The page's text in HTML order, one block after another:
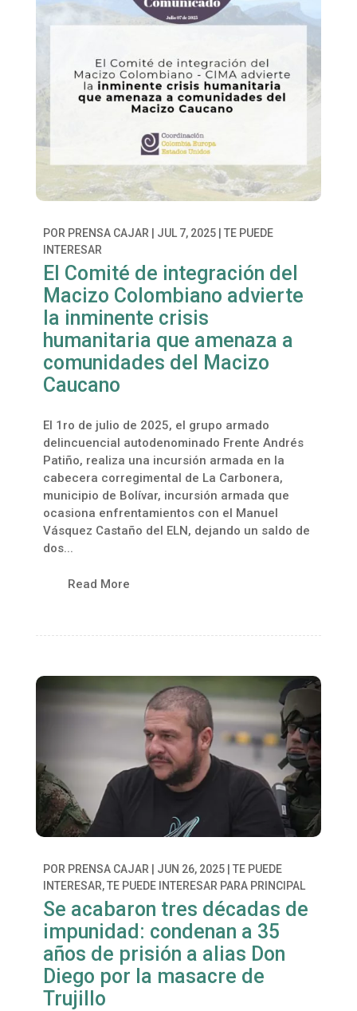
POR PRENSA CAJAR JUL 7, 2025| TE PUEDE
INTERESAR
El Comité de integración del
Macizo Colombiano advierte
la inminente crisis
humanitaria que amenaza a
comunidades del Macizo
Caucano
El 1ro de julio de 2025, el grupo armado
delincuencial autodenominado Frente Andrés
Patiño, realiza una incursión armada en la
cabecera corregimental de La Carbonera,
municipio de Bolívar, incursión armada que
ocasiona enfrentamientos con el Manuel
Vásquez Castaño del ELN, dejando un saldo de
dos...
Read More
POR PRENSA CAJAR JUN 26, 2025| TE PUEDE
INTERESAR,TE PUEDE INTERESAR PARA PRINCIPAL
Se acabaron tres décadas de
impunidad: condenan a 35
años de prisión a alias Don
Diego por la masacre de
Trujillo